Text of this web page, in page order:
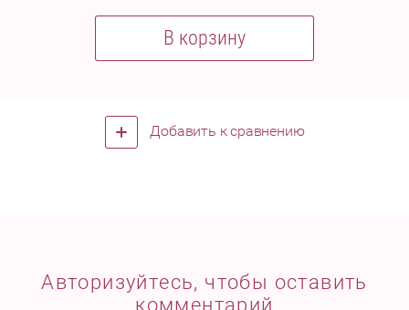
В корзину
Добавить к сравнению
Авторизуйтесь, чтобы оставить
комментарий